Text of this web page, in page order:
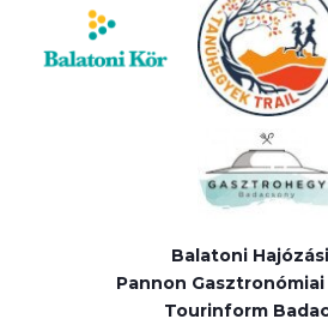
Balatoni
Pannon
Tourinform